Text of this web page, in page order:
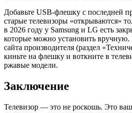
Добавьте USB-флешку с последней
старые телевизоры «открываются»
в 2026 году у Samsung и LG есть
которые можно установить вручную.
сайта производителя (раздел
киньте на флешку и воткните в
ржавые модели.
Заключение
Телевизор — это не роскошь. Это